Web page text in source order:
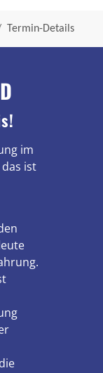
Termin-Details
im
ist